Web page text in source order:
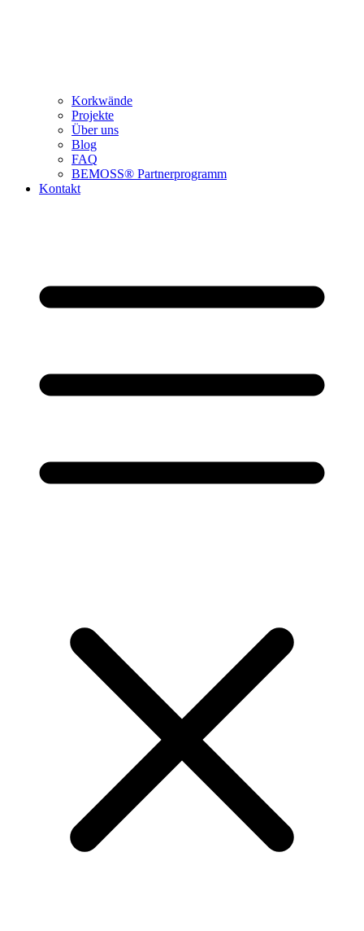
Korkwände
Projekte
Über uns
Blog
FAQ
BEMOSS® Partnerprogramm​
Kontakt